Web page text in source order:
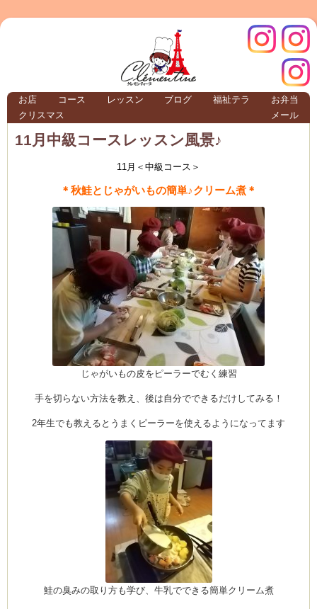
クレモンティーヌ – 新百合ヶ丘の料理教
室・テイクアウト Clémentine (produced
お店 コース レッスン ブログ 福祉テラ
お弁当
クリスマス
メール
インス
クレモ
ンティ
11月中級コースレッスン風景♪
11月＜中級コース＞
＊秋鮭とじゃがいもの簡単♪クリーム煮＊
じゃがいもの皮をピーラーでむく練習
手を切らない方法を教え、後は自分でできるだけしてみる！
2年生でも教えるとうまくピーラーを使えるようになってます
鮭の臭みの取り方も学び、牛乳でできる簡単クリーム煮